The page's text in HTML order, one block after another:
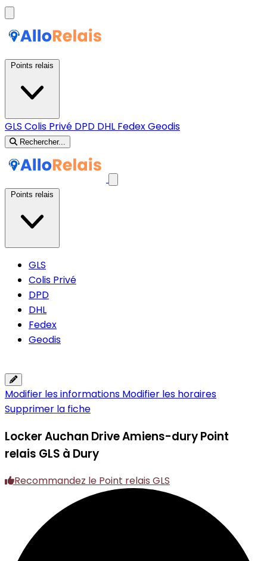
GLS Colis Privé DPD DHL FedexGeodis
Rechercher...
GLS
Colis Privé
DPD
DHL
Fedex
Geodis
Modifier les informations Modifier les horaires
Supprimer la fiche
Locker Auchan Drive Amiens-duryPoint
relais GLS à Dury
Recommandez le Point relais GLS